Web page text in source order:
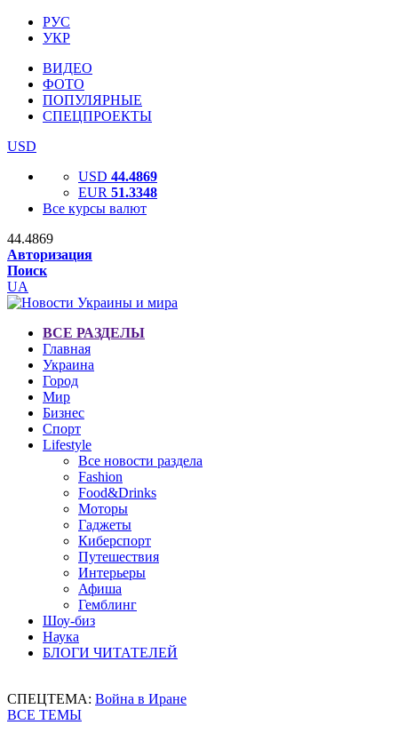
РУС
УКР
ВИДЕО
ФОТО
ПОПУЛЯРНЫЕ
СПЕЦПРОЕКТЫ
USD
USD 44.4869
EUR 51.3348
Все курсы валют
44.4869
Авторизация
Поиск
UA
ВСЕ РАЗДЕЛЫ
Главная
Украина
Город
Мир
Бизнес
Спорт
Lifestyle
Все новости раздела
Fashion
Food&Drinks
Моторы
Гаджеты
Киберспорт
Путешествия
Интерьеры
Афиша
Гемблинг
Шоу-биз
Наука
БЛОГИ ЧИТАТЕЛЕЙ
СПЕЦТЕМА: Война в Иране
ВСЕ ТЕМЫ